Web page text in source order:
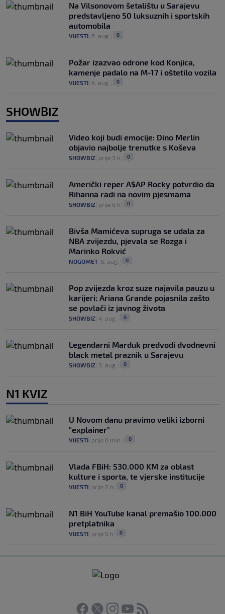
Na Vilsonovom šetalištu u Sarajevu
predstavljeno 50 luksuznih i sportskih
automobila
VIJESTI 6. aug. 0
Požar izazvao odrone kod Konjica,
kamenje padalo na M-17 i oštetilo vozila
VIJESTI 6. aug. 0
SHOWBIZ
Video koji budi emocije: Dino Merlin
objavio najbolje trenutke s Koševa
SHOWBIZ prije 3 h 0
Američki reper A$AP Rocky potvrdio da
Rihanna radi na novim pjesmama
SHOWBIZ prije 6 h 0
Bivša Mamićeva supruga se udala za
NBA zvijezdu, pjevala se Rozga i
Marinko Rokvić
NOGOMET 5. aug. 0
Pop zvijezda kroz suze najavila pauzu u
karijeri: Ariana Grande pojasnila zašto
se povlači iz javnog života
SHOWBIZ 4. aug. 0
Legendarni Marduk predvodi dvodnevni
black metal praznik u Sarajevu
SHOWBIZ 3. aug. 0
N1 KVIZ
U Novom danu pravimo veliki izborni
"explainer"
VIJESTI prije 0 min. 0
Vlada FBiH: 530.000 KM za oblast
kulture i sporta, te vjerske institucije
VIJESTI prije 2 h 0
N1 BiH YouTube kanal premašio 100.000
pretplatnika
VIJESTI prije 5 h 0